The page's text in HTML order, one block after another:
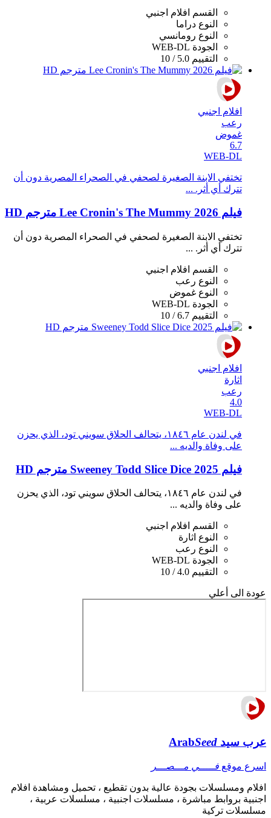
القسم افلام اجنبي
النوع دراما
النوع رومانسي
الجودة WEB-DL
التقييم 5.0 / 10
افلام اجنبي
رعب
غموض
6.7
WEB-DL
تختفي الابنة الصغيرة لصحفي في الصحراء المصرية دون أن
تترك أي أثر. ...
فيلم Lee Cronin's The Mummy 2026 مترجم HD
تختفي الابنة الصغيرة لصحفي في الصحراء المصرية دون أن
تترك أي أثر. ...
القسم
افلام اجنبي
النوع رعب
النوع غموض
الجودة WEB-DL
التقييم 6.7 / 10
افلام اجنبي
اثارة
رعب
4.0
WEB-DL
في لندن عام ١٨٤٦، يتحالف الحلاق سويني تود، الذي يحزن
على وفاة والديه ...
فيلم Sweeney Todd Slice Dice 2025 مترجم HD
في لندن عام ١٨٤٦، يتحالف الحلاق سويني تود، الذي يحزن
على وفاة والديه ...
القسم
افلام اجنبي
النوع اثارة
النوع رعب
الجودة WEB-DL
التقييم 4.0 / 10
عودة الى أعلي
عرب سيد ArabSeed
اسرع موقع فـــــي مـــصـــر
افلام ومسلسلات بجودة عالية بدون تقطيع ، تحميل ومشاهدة افلام
اجنبية بروابط مباشرة ، مسلسلات اجنبية ، مسلسلات عربية ،
مسلسلات تركية